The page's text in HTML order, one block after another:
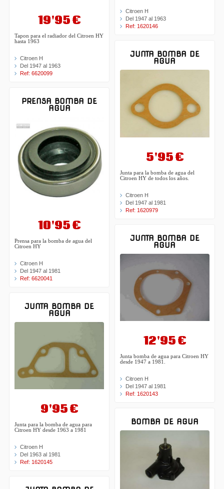
19'95 €
Tapon para el radiador del Citroen HY
hasta 1963
Citroen H
Del 1947 al 1963
Ref: 6620099
PRENSA BOMBA DE
AGUA
10'95 €
Prensa para la bomba de agua del
Citroen HY
Citroen H
Del 1947 al 1981
Ref: 6620041
JUNTA BOMBA DE
AGUA
9'95 €
Junta para la bomba de agua para
Citroen HY desde 1963 a 1981
Citroen H
Del 1963 al 1981
Ref: 1620145
Citroen H
Del 1947 al 1963
Ref: 1620146
JUNTA BOMBA DE
AGUA
5'95 €
Junta para la bomba de agua del
Citroen HY de todos los años.
Citroen H
Del 1947 al 1981
Ref: 1620979
JUNTA BOMBA DE
AGUA
12'95 €
Junta bomba de agua para Citroen HY
desde 1947 a 1981.
Citroen H
Del 1947 al 1981
Ref: 1620143
BOMBA DE AGUA